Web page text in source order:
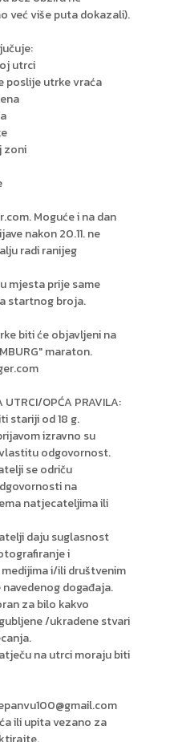
već više puta dokazali).
utrci
poslije utrke vraća
zoni
Moguće i na dan
nakon 20.11. ne
radi ranijeg
mjesta prije same
startnog broja.
biti će objavljeni na
maraton.
UTRCI/OPĆA PRAVILA:
stariji od 18 g.
izravno su
odgovornost.
se odriču
na
natjecateljima ili
daju suglasnost
i
i/ili društvenim
događaja.
za bilo kakvo
/ukradene stvari
na utrci moraju biti
ili upita vezano za